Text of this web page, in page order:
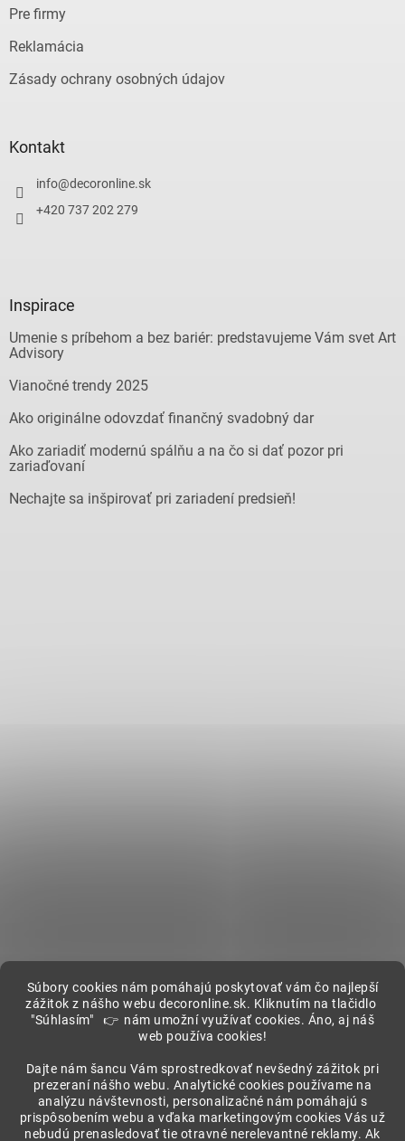
Súbory cookies nám pomáhajú poskytovať vám čo najlepší
zážitok z nášho webu decoronline.sk. Kliknutím na tlačidlo
"Súhlasím" 👉 nám umožní využívať cookies. Áno, aj náš
web používa cookies!
Dajte nám šancu Vám sprostredkovať nevšedný zážitok pri
prezeraní nášho webu. Analytické cookies používame na
analýzu návštevnosti, personalizačné nám pomáhajú s
prispôsobením webu a vďaka marketingovým cookies Vás už
nebudú prenasledovať tie otravné nerelevantné reklamy. Ak
Pre firmy
Reklamácia
Zásady ochrany osobných údajov
Kontakt
info@decoronline.sk
+420 737 202 279
Inspirace
Umenie s príbehom a bez bariér: predstavujeme Vám svet Art
Advisory
Vianočné trendy 2025
Ako originálne odovzdať finančný svadobný dar
Ako zariadiť modernú spálňu a na čo si dať pozor pri
zariaďovaní
Nechajte sa inšpirovať pri zariadení predsieň!
Showroom